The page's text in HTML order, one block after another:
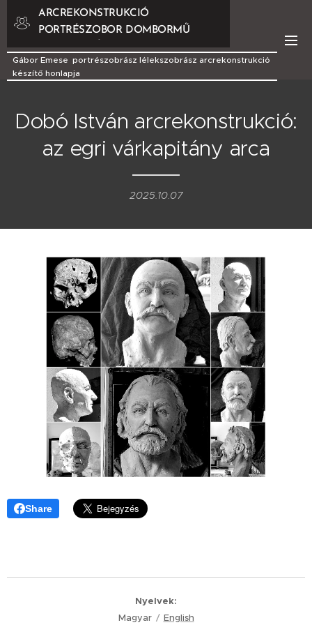
ARCREKONSTRUKCIÓ
PORTRÉSZOBOR DOMBORMŰ
DOMBORMŰVEK
Gábor Emese portrészobrász lélekszobrász arcrekonstrukció
készítő honlapja
Dobó István arcrekonstrukció:
az egri várkapitány arca
2025.10.07
Share
Nyelvek
Magyar
English